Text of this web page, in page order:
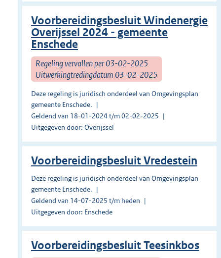
Voorbereidingsbesluit Windenergie
Overijssel 2024 - gemeente
Enschede
Regeling vervallen per 03-02-2025
Uitwerkingtredingdatum 03-02-2025
Deze regeling is juridisch onderdeel van Omgevingsplan
gemeente Enschede.
Geldend van 18-01-2024 t/m 02-02-2025
Uitgegeven door: Overijssel
Voorbereidingsbesluit Vredestein
Deze regeling is juridisch onderdeel van Omgevingsplan
gemeente Enschede.
Geldend van 14-07-2025 t/m heden
Uitgegeven door: Enschede
Voorbereidingsbesluit Teesinkbos